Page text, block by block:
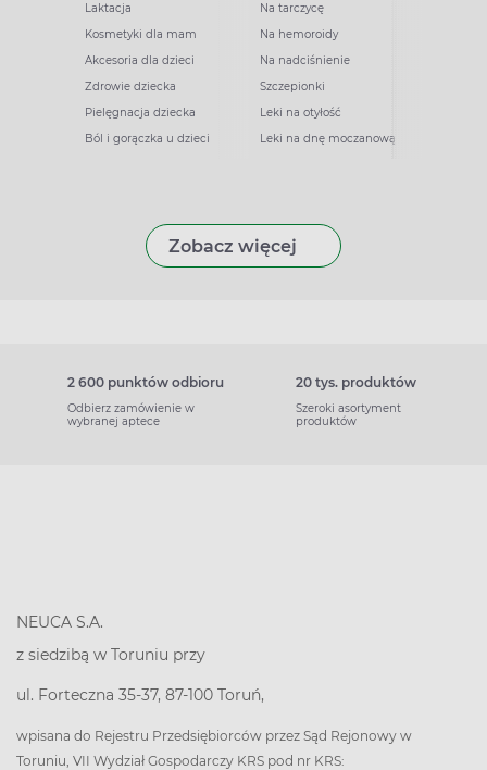
Laktacja
Kosmetyki dla mam
Akcesoria dla dzieci
Zdrowie dziecka
Pielęgnacja dziecka
Ból i gorączka u dzieci
Na tarczycę
Na hemoroidy
Na nadciśnienie
Szczepionki
Leki na otyłość
Leki na dnę moczanową
Zobacz więcej
2 600 punktów odbioru
Odbierz zamówienie w
wybranej aptece
20 tys. produktów
Szeroki asortyment
produktów
NEUCA S.A.
z siedzibą w Toruniu przy
ul. Forteczna 35-37, 87-100 Toruń,
wpisana do Rejestru Przedsiębiorców przez Sąd Rejonowy w
Toruniu, VII Wydział Gospodarczy KRS pod nr KRS: